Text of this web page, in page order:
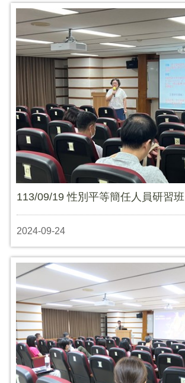
113/09/19 性別平等簡任人員研習班
2024-09-24